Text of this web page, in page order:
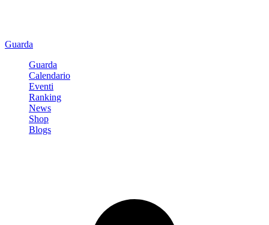
Guarda
Guarda
Calendario
Eventi
Ranking
News
Shop
Blogs